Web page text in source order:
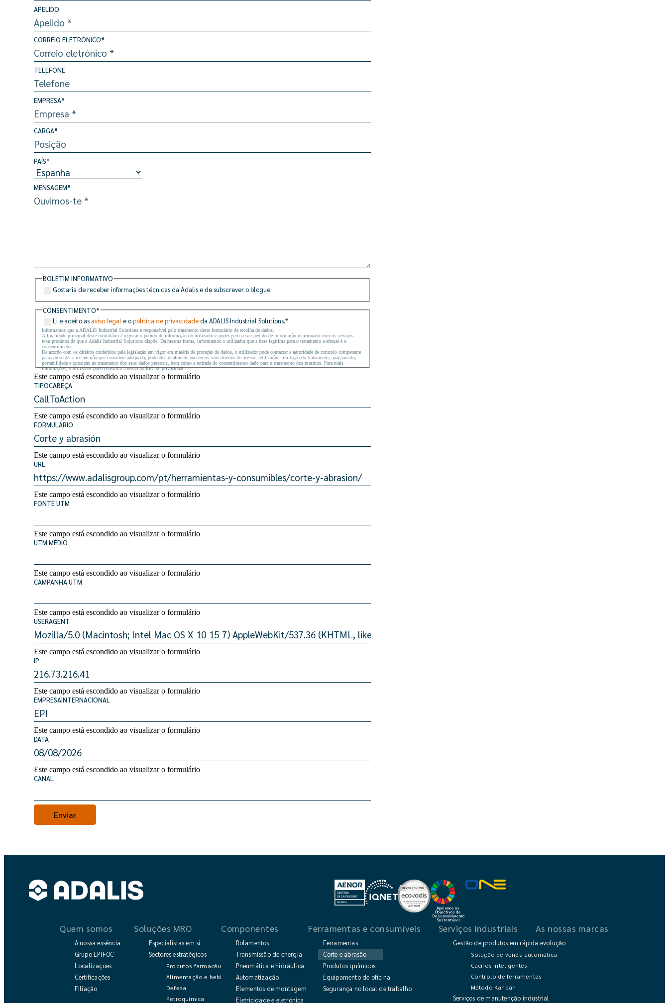
APELIDO
CORREIO ELETRÓNICO*
TELEFONE
EMPRESA*
CARGA*
PAÍS*
MENSAGEM*
BOLETIM INFORMATIVO
Gostaria de receber informações técnicas da Adalis e de subscrever o blogue.
CONSENTIMENTO*
Li e aceito as aviso legal e opolítica de privacidadeda ADALIS Industrial Solutions.*
Informamos que a ADALIS Industrial Solutions é responsável pelo tratamento deste formulário de recolha de dados.
A finalidade principal deste formulário é registar o pedido de informação do utilizador e poder gerir o seu pedido de informação relacionado com os serviços
e/ou produtos de que a Adalis Industrial Solutions dispõe. Da mesma forma, informamos o utilizador que a base legítima para o tratamento a efetuar é o
consentimento.
De acordo com os direitos conferidos pela legislação em vigor em matéria de proteção de dados, o utilizador pode contactar a autoridade de controlo competente
para apresentar a reclamação que considere adequada, podendo igualmente exercer os seus direitos de acesso, retificação, limitação do tratamento, apagamento,
portabilidade e oposição ao tratamento dos seus dados pessoais, bem como a retirada do consentimento dado para o tratamento dos mesmos. Para mais
informações, o utilizador pode consultar a nossa política de privacidade.
Este campo está escondido ao visualizar o formulário
TIPOCABEÇA
Este campo está escondido ao visualizar o formulário
FORMULÁRIO
Este campo está escondido ao visualizar o formulário
URL
Este campo está escondido ao visualizar o formulário
FONTE UTM
Este campo está escondido ao visualizar o formulário
UTM MÉDIO
Este campo está escondido ao visualizar o formulário
CAMPANHA UTM
Este campo está escondido ao visualizar o formulário
USERAGENT
Este campo está escondido ao visualizar o formulário
IP
Este campo está escondido ao visualizar o formulário
EMPRESAINTERNACIONAL
Este campo está escondido ao visualizar o formulário
DATA
Este campo está escondido ao visualizar o formulário
CANAL
Apoiamos os
Objectivos de
Desenvolvimento
Sustentável
Quem somos
A nossa essência
Grupo EPIFOC
Localizações
Certificações
Filiação
Soluções MRO
Especialistas em si
Sectores estratégicos
Produtos farmacêuticos e cosméticos
Alimentação e bebidas
Defesa
Petroquímica
Componentes
Rolamentos
Transmissão de energia
Pneumática e hidráulica
Automatização
Elementos de montagem e de comando
Eletricidade e eletrónica
Ferramentas e consumíveis
Ferramentas
Corte e abrasão
Produtos químicos
Equipamento de oficina
Segurança no local de trabalho
Serviços industriais
Gestão de produtos em rápida evolução
Solução de venda automática
Cacifos inteligentes
Controlo de ferramentas
Método Kanban
Serviços de manutenção industrial
As nossas marcas